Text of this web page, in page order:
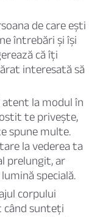
de care ești
întrebări și își
că îți
interesată să
atent la modul în
te privește,
spune multe.
la vederea ta
prelungit, ar
specială.
corpului
când sunteți